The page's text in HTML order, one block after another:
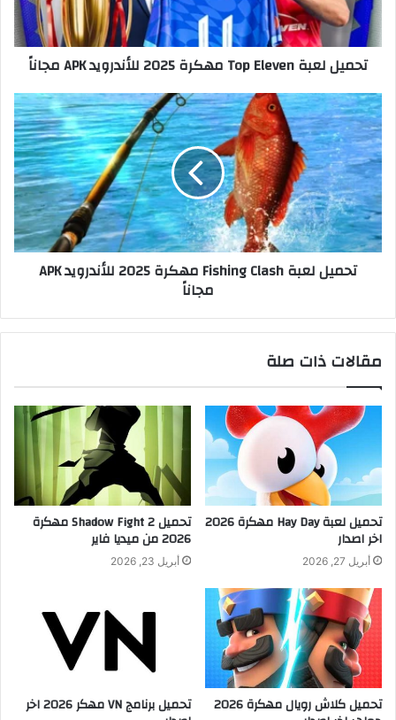
تحميل لعبة Top Eleven مهكرة 2025 للأندرويد APK مجاناً
تحميل لعبة Fishing Clash مهكرة 2025 للأندرويد APK
مجاناً
مقالات ذات صلة
تحميل لعبة Hay Day مهكرة 2026
اخر اصدار
أبريل 27, 2026
تحميل Shadow Fight 2 مهكرة
2026 من ميديا فاير
أبريل 23, 2026
تحميل كلاش رويال مهكرة 2026 تحميل برنامج VN مهكر 2026 اخر